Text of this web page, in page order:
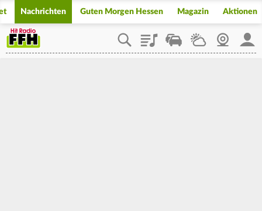
Nachrichten Guten Morgen Hessen Magazin Aktionen
PlaylistStaupilotWetterWebcam